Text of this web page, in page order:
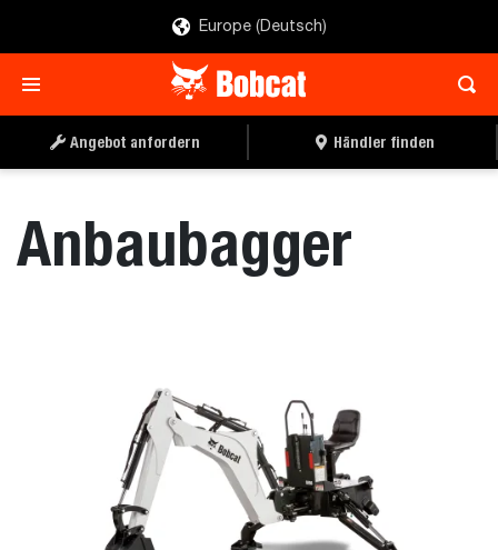
Europe (Deutsch)
Angebot anfordern Händler finden
Anbaubagger
ANGEBOT ANFORDERN HÄNDLER FINDEN